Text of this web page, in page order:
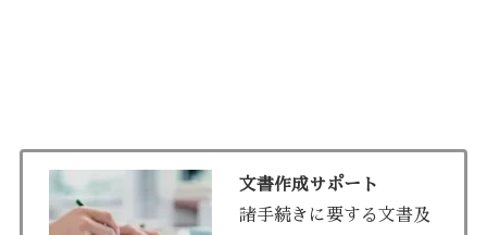
文書作成サポート
諸手続きに要する文書及